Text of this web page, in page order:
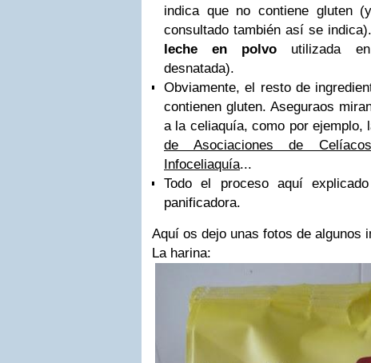
indica que no contiene gluten
consultado también así se
leche en polvo utilizada
desnatada).
Obviamente, el resto de
contienen gluten. Aseguraos
a la celiaquía, como por ejemplo,
de Asociaciones de
Infoceliaquía...
Todo el proceso aquí
panificadora.
Aquí os dejo unas fotos de algunos
La harina: